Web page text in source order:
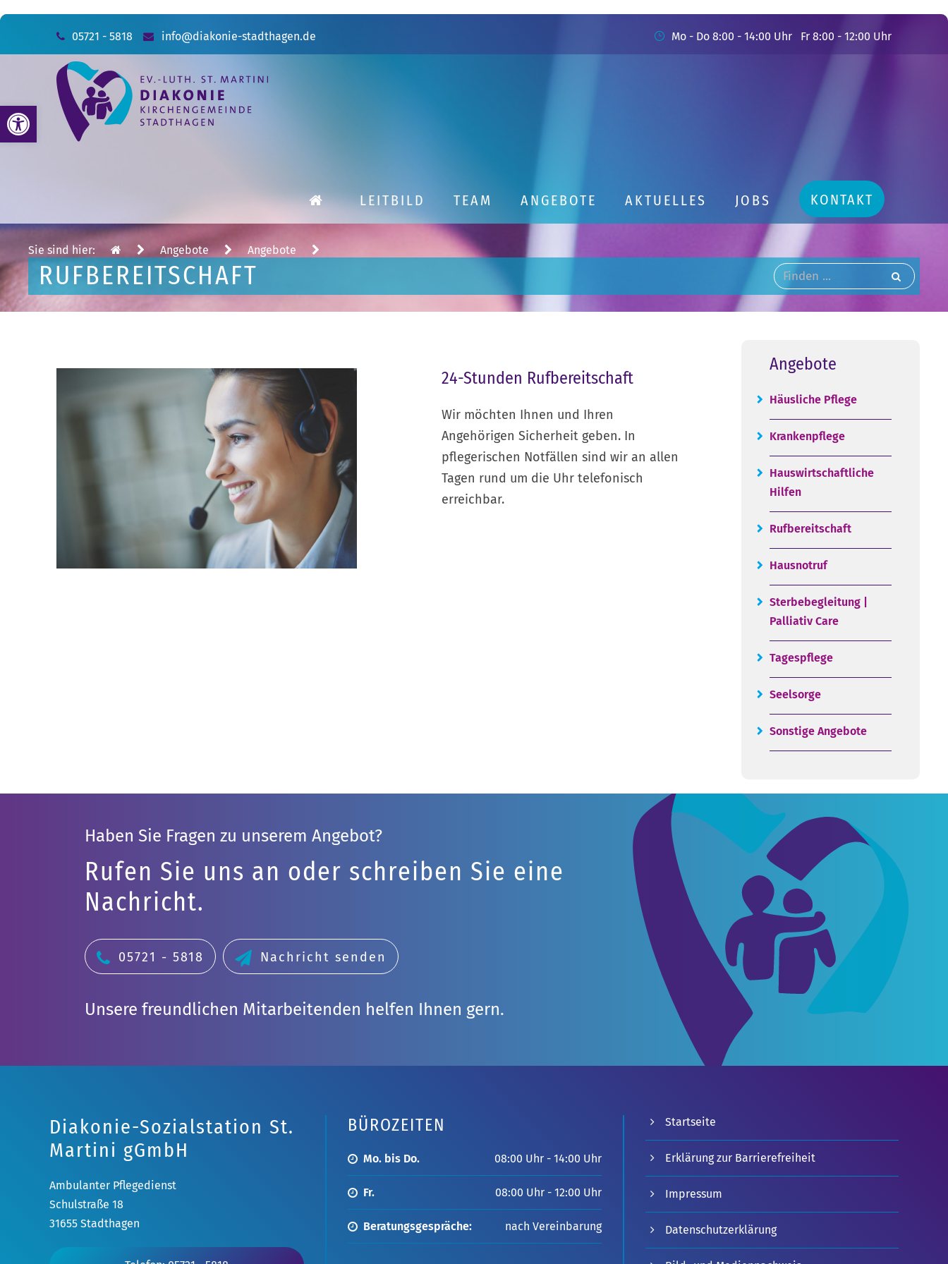
Werkzeugleiste öffnen
05721 - 5818 info@diakonie-stadthagen.de Mo - Do 8:00 - 14:00 Uhr Fr 8:00 - 12:00 Uhr
LEITBILD TEAM ANGEBOTE AKTUELLES JOBS KONTAKT
Sie sind hier: Angebote Angebote
RUFBEREITSCHAFT
24-Stunden Rufbereitschaft
Wir möchten Ihnen und Ihren
Angehörigen Sicherheit geben. In
pflegerischen Notfällen sind wir an allen
Tagen rund um die Uhr telefonisch
erreichbar.
Angebote
Häusliche Pflege
Krankenpflege
Hauswirtschaftliche
Hilfen
Rufbereitschaft
Hausnotruf
Sterbebegleitung |
Palliativ Care
Tagespflege
Seelsorge
Sonstige Angebote
Haben Sie Fragen zu unserem Angebot?
Rufen Sie uns an oder schreiben Sie eine
Nachricht.
05721 - 5818 Nachricht senden
Unsere freundlichen Mitarbeitenden helfen Ihnen gern.
Diakonie-Sozialstation St.
Martini gGmbH
Ambulanter Pflegedienst
Schulstraße 18
31655 Stadthagen
BÜROZEITEN
Mo. bis Do. 08:00 Uhr - 14:00 Uhr
Fr. 08:00 Uhr - 12:00 Uhr
Beratungsgespräche: nach Vereinbarung
Startseite
Erklärung zur Barrierefreiheit
Impressum
Datenschutzerklärung